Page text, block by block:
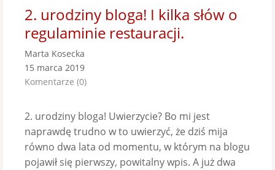
2. urodziny bloga! I kilka słów o
regulaminie restauracji.
Marta Kosecka
15 marca 2019
Komentarze (0)
2. urodziny bloga! Uwierzycie? Bo mi jest
naprawdę trudno w to uwierzyć, że dziś mija
równo dwa lata od momentu, w którym na blogu
pojawił się pierwszy, powitalny wpis. A już dwa